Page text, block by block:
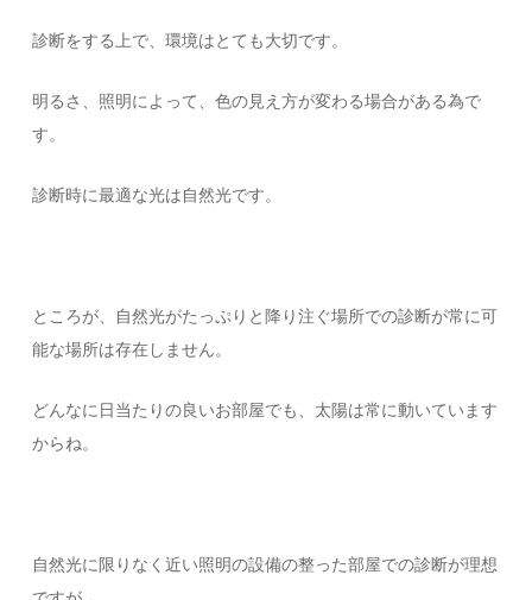
診断をする上で、環境はとても大切です。
明るさ、照明によって、色の見え方が変わる場合がある為で
す。
診断時に最適な光は自然光です。
ところが、自然光がたっぷりと降り注ぐ場所での診断が常に可
能な場所は存在しません。
どんなに日当たりの良いお部屋でも、太陽は常に動いています
からね。
自然光に限りなく近い照明の設備の整った部屋での診断が理想